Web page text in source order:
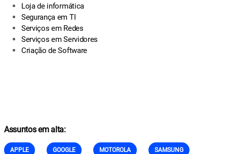
Loja de informática
Segurança em TI
Serviços em Redes
Serviços em Servidores
Criação de Software
Assuntos em alta:
APPLE GOOGLE MOTOROLA SAMSUNG